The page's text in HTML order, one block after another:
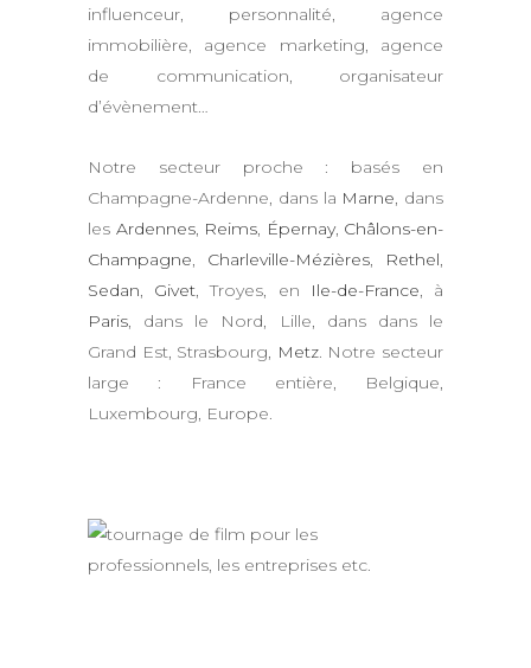
influenceur, personnalité, agence
immobilière, agence marketing, agence
de communication, organisateur
d’évènement…
Notre secteur proche : basés en
Champagne-Ardenne, dans la Marne, dans
les Ardennes, Reims, Épernay, Châlons-en-
Champagne, Charleville-Mézières, Rethel,
Sedan, Givet, Troyes, en Ile-de-France, à
Paris, dans le Nord, Lille, dans dans le
Grand Est, Strasbourg, Metz. Notre secteur
large : France entière, Belgique,
Luxembourg, Europe.